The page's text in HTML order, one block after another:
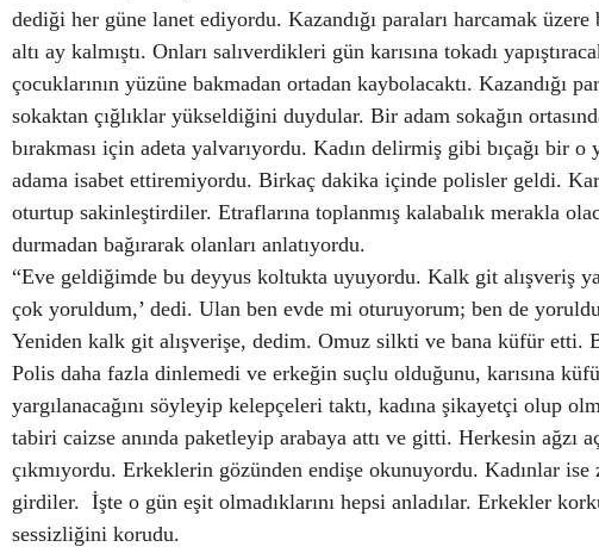
dediği her güne lanet ediyordu. Kazandığı paraları harcamak üzere
altı ay kalmıştı. Onları salıverdikleri gün karısına tokadı
çocuklarının yüzüne bakmadan ortadan kaybolacaktı. Kazandığı
sokaktan çığlıklar yükseldiğini duydular. Bir adam sokağın
bırakması için adeta yalvarıyordu. Kadın delirmiş gibi bıçağı bir
adama isabet ettiremiyordu. Birkaç dakika içinde polisler geldi.
oturtup sakinleştirdiler. Etraflarına toplanmış kalabalık merakla
durmadan bağırarak olanları anlatıyordu.
“Eve geldiğimde bu deyyus koltukta uyuyordu. Kalk git alışveriş
çok yoruldum,’ dedi. Ulan ben evde mi oturuyorum; ben de
Yeniden kalk git alışverişe, dedim. Omuz silkti ve bana küfür etti.
Polis daha fazla dinlemedi ve erkeğin suçlu olduğunu, karısına
yargılanacağını söyleyip kelepçeleri taktı, kadına şikayetçi olup
tabiri caizse anında paketleyip arabaya attı ve gitti. Herkesin ağzı
çıkmıyordu. Erkeklerin gözünden endişe okunuyordu. Kadınlar
girdiler.  İşte o gün eşit olmadıklarını hepsi anladılar. Erkekler
sessizliğini korudu.